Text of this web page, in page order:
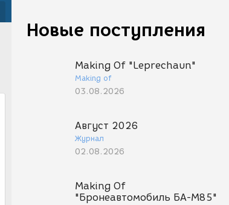
Новые поступления
Making Of "Leprechaun"
Making of
03.08.2026
Август 2026
Журнал
02.08.2026
Making Of
"Бронеавтомобиль БА-М85"